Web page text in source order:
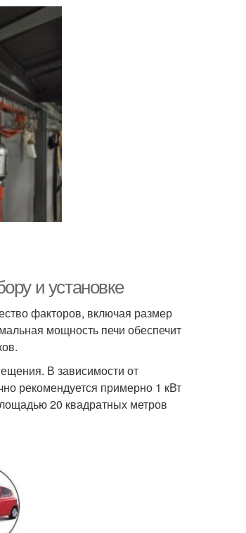
и установке
факторов, включая размер
мощность печи обеспечит
В зависимости от
рекомендуется примерно 1 кВт
20 квадратных метров